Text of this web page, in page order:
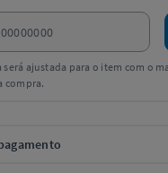
será ajustada para o item com o
compra.